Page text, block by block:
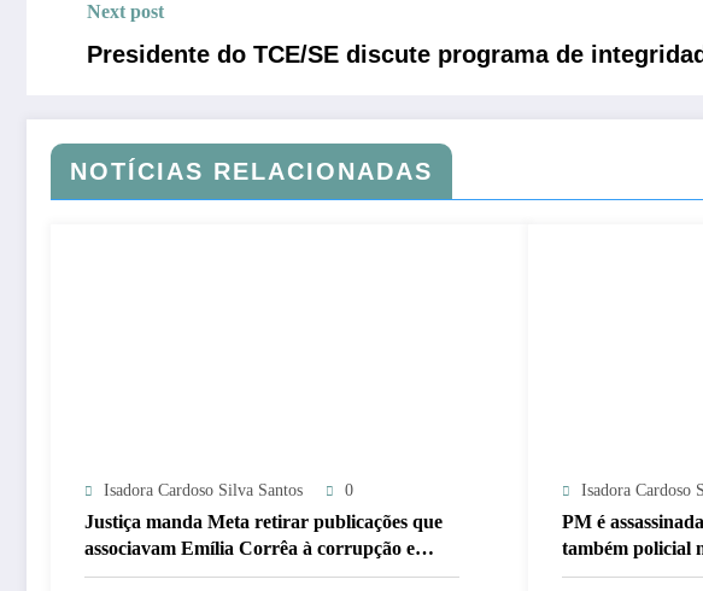
Next post
Presidente do TCE/SE discute programa de
NOTÍCIAS RELACIONADAS
Isadora Cardoso Silva Santos 0
Justiça manda Meta retirar publicações que
associavam Emília Corrêa à corrupção e
identificar responsáveis
Isadora Cardoso
PM é
também policial
crime